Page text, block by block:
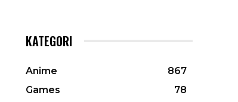
KATEGORI
Anime
867
Games
78